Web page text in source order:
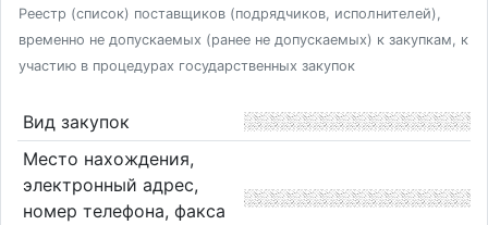
Реестр (список) поставщиков (подрядчиков, исполнителей),
временно не допускаемых (ранее не допускаемых) к закупкам, к
участию в процедурах государственных закупок
Вид закупок
Место нахождения,
электронный адрес,
номер телефона, факса